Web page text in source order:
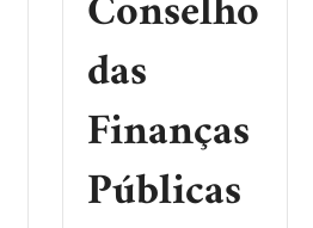
das
Finanças
Públicas